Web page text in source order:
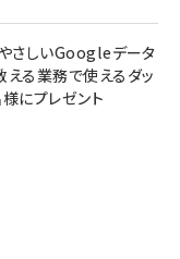
さしいGoogleデータ
る業務で使えるダッ
にプレゼント